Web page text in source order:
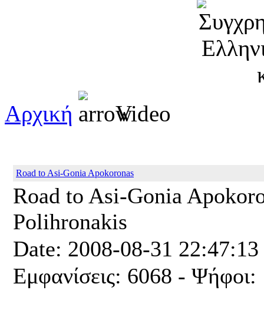
Αρχική Video
Road to Asi-Gonia Apokoronas
Road to Asi-Gonia
Polihronakis
Date: 2008-08-31
Εμφανίσεις: 6068 -